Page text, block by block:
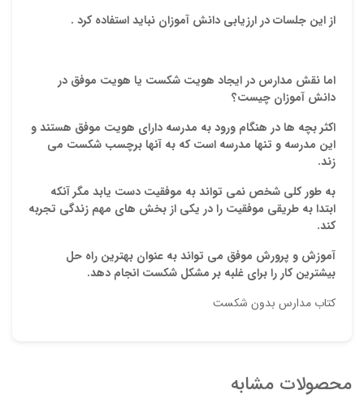
از این جلسات در ارزیابی دانش آموزان نباید استفاده کرد .
اما نقش مدارس در ایجاد هویت شکست یا هویت موفق در
دانش آموزان چیست؟
اکثر بچه ها در هنگام ورود به مدرسه دارای هویت موفق هستند و
این مدرسه و تنها مدرسه است که به آنها برچسب شکست می
زند.
به طور کلی شخص نمی تواند به موفقیت دست یابد مگر آنکه
ابتدا به طریقی موفقیت را در یکی از بخش های مهم زندگی تجربه
کند.
آموزش و پرورش موفق می تواند به عنوان بهترین راه حل
بیشترین کار را برای غلبه بر مشکل شکست انجام دهد.
کتاب مدارس بدون شکست
محصولات مشابه